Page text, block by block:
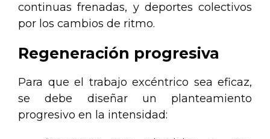
continuas frenadas, y deportes colectivos
por los cambios de ritmo.
Regeneración progresiva
Para que el trabajo excéntrico sea eficaz,
se debe diseñar un planteamiento
progresivo en la intensidad: